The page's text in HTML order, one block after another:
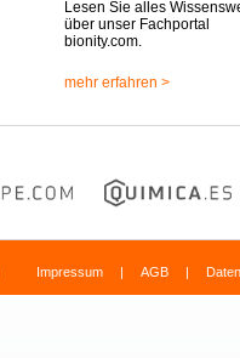
Lesen Sie alles
über unser Fachportal
bionity.com.
mehr erfahren >
Impressum | AGB |